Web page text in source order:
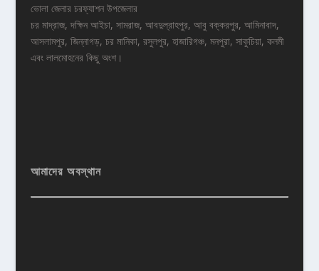
ভোলা জেলার চরফ্যাশন উপজেলার
চর মাদ্রাজ, দক্ষিন আইচা, সামরাজ, আবদুল্রাহপুর, আবু বক্করপুর, আমিনাবাদ,
আসলামপুর, জিন্নাগড়, চর মানিকা, রসুলপুর, হাজারিগঞ্চ, মনপুরা, সাকুচিয়া, কলমী
এবং লালমোহনের কিছু অংশ।
আমাদের অবস্থান